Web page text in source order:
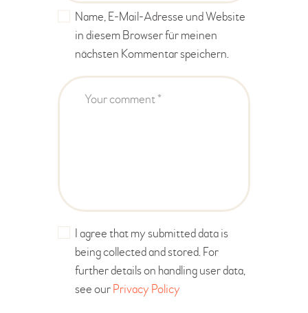
Name, E-Mail-Adresse und Website
in diesem Browser für meinen
nächsten Kommentar speichern.
I agree that my submitted data is
being collected and stored. For
further details on handling user data,
see ourPrivacy Policy